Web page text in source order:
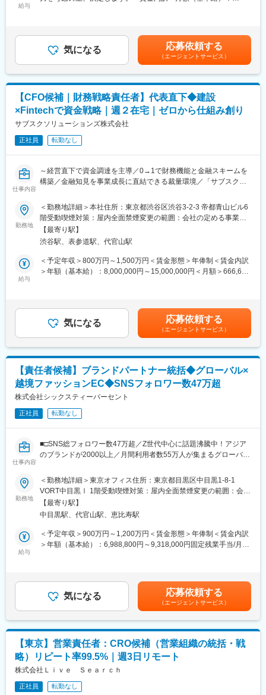
エンジニア出身である創業者の「まだ見たことのない未来を、お
客様に感動を」という想いに共感して入社したメンバーが多く非
常にアットホームで、仲間意識が高い会社です。社長・エンジニ
ア・営業などメンバーを問わず、皆で議論し最適解を出し合え
る、心地よい空間であると自負しております。
・技術者管理（面談・スキルアップ教育、ローテーション等）
給与
給有無＞有＜残業手当＞有＜給与補足＞■昇給：年1回(4月)※但し
業績による賃金はあくまでも目安の金額であり、選考を通じて上
下する可能性があります。月給(月額)は固定手当を含めた表記で
す。
気になる 応募依頼する
（エージェントサービス）
【CFO候補｜財務戦略責任者】代表直下◆建設
×Fintechで資金戦略｜週２在宅｜ゼロから仕組み創り
サブスクソリューションズ株式会社
正社員 転勤なし
仕事内容
～経営直下で資金調達を主導／0→1で財務機能と金融スキームを
構築／金融知見を事業成長に直結できる裁量環境／「サブスクで
■企業概要
建設・不動産業界に向け、設備や資材の導入コストを月額化する
「サブスククレジット」を展開するFintech企業です。初期投資の
負担軽減を通じて事業者の成長を支援し、金融と実業を融合した
モデルで拡大を続けています。
エクイティに加え、アセットや債権を活用した新たな金融スキー
ムを構築し、数億円規模の資金調達を牽引できる人材の採用が急
建設事業者の設備導入における資金負担を軽減する金融サービス
拡大に向け、資金調達および財務戦略を通じて事業成長を実現
・デットファイナンスの企画・実行（現状4億→6億規模へ拡大）
・エクイティ調達の検討・実行
・SPCスキーム、ABL等の構築
・金融機関、リース会社、ファンドとの交渉
・事業計画・資金繰り・KPI管理の設計
・経営陣との戦略策定および意思決定支援
■組織構成
営業2名・事務1名の体制で、財務機能はこれから立ち上げフェー
ズ。親会社CFO・財経部と連携しながら推進します。
■入社後の流れ
や代表と連携しながら徐々に主導領域を拡大いただきます。既存
のネットワークや資料は共有されるため、ゼロから孤立して進め
なる財務管理ではなく「金融で事業を創る」経験ができる点が魅
力です。ストラクチャードファイナンスの設計から実行まで一貫
して担うことが可能です。
★創業間もない組織において財務機能をゼロから構築できるた
め、将来的なCFOとしての実績・市場価値を大きく高めることが
できます。
★建設×Fintechという成長市場の中で、金融知見をダイレクトに
事業成長へ貢献できる点も特徴です。資金調達が売上拡大に直結
するため、成果の実感が得やすい環境です。
勤務地
＜勤務地詳細＞本社住所：東京都渋谷区渋谷3-2-3 帝都青山ビル6
階受動喫煙対策：屋内全面禁煙変更の範囲：会社の定める事業所
（リモートワーク含む）
【最寄り駅】
渋谷駅、表参道駅、代官山駅
給与
＜予定年収＞800万円～1,500万円＜賃金形態＞年俸制＜賃金内訳
＞年額（基本給）：8,000,000円～15,000,000円＜月額＞666,666
気になる 応募依頼する
（エージェントサービス）
【責任者候補】ブランドパートナー統括◆グローバル×
越境ファッションEC◆SNSフォロワー数47万超
株式会社シックスティーパーセント
正社員 転勤なし
仕事内容
■□SNS総フォロワー数47万超／Z世代中心に話題沸騰中！アジア
のブランドが2000以上／月間利用者数55万人が集まるグローバル
FASHION × EC "で注目のスタートアップ□■
■ミッション
“第二の成長エンジン”として、ブランドパートナー事業を成立さ
せ、スケールさせることがミッションです。
・会社の成長戦略における本事業の位置づけと勝ち筋の定義（誰
に／どんな価値を／どう届けるか）
・成長に必要な採用・育成・マネジメントを含む組織構築
・事業戦略/GTM設計（ターゲット、提供メニュー、価格、提供体
制、優先順位）
・サービスライン設計・拡張（SNS/インフルエンサー/POPUP等
を起点に、周辺領域へ拡張）
・主要案件のリードと構造化（課題→打ち手→KPI→運用→改善、
成功要因の再現化）
勤務地
＜勤務地詳細＞東京オフィス住所：東京都目黒区中目黒1-8-1
VORT中目黒Ⅰ 1階受動喫煙対策：屋内全面禁煙変更の範囲：会社
の定める事業所（リモートワーク含む）
【最寄り駅】
中目黒駅、代官山駅、恵比寿駅
給与
＜予定年収＞900万円～1,200万円＜賃金形態＞年俸制＜賃金内訳
＞年額（基本給）：6,988,800円～9,318,000円固定残業手当/月：
給与補足＞※個別に要相談弊社規定のグレード制度に準ずる賃金は
あくまでも目安の金額であり、選考を通じて上下する可能性があ
ります。月給(月額)は固定手当を含めた表記です。
気になる 応募依頼する
（エージェントサービス）
【東京】営業責任者：CRO候補（営業組織の統括・戦
略）リピート率99.5%｜週3日リモート
株式会社Ｌｉｖｅ Ｓｅａｒｃｈ
正社員 転勤なし